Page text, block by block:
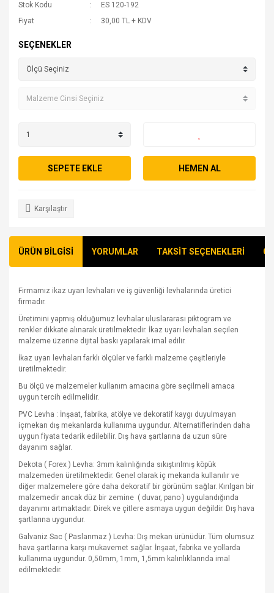
Stok Kodu
ES 120-192
Fiyat
30,00 TL + KDV
SEÇENEKLER
SEPETE EKLE HEMEN AL
Karşılaştır
ÜRÜN BİLGİSİ YORUMLAR TAKSİT SEÇENEKLERİ
Firmamız ikaz uyarı levhaları ve iş güvenliği levhalarında üretici
firmadır.
Üretimini yapmış olduğumuz levhalar uluslararası piktogram ve
renkler dikkate alınarak üretilmektedir. İkaz uyarı levhaları seçilen
malzeme üzerine dijital baskı yapılarak imal edilir.
İkaz uyarı levhaları farklı ölçüler ve farklı malzeme çeşitleriyle
üretilmektedir.
Bu ölçü ve malzemeler kullanım amacına göre seçilmeli amaca
uygun tercih edilmelidir.
PVC Levha : İnşaat, fabrika, atölye ve dekoratif kaygı duyulmayan
içmekan dış mekanlarda kullanıma uygundur. Alternatiflerinden daha
uygun fiyata tedarik edilebilir. Dış hava şartlarına da uzun süre
dayanım sağlar.
Dekota ( Forex ) Levha: 3mm kalınlığında sıkıştırılmış köpük
malzemeden üretilmektedir. Genel olarak iç mekanda kullanılır ve
diğer malzemelere göre daha dekoratif bir görünüm sağlar. Kırılgan bir
malzemedir ancak düz bir zemine ( duvar, pano ) uygulandığında
dayanımı artmaktadır. Direk ve çitlere asmaya uygun değildir. Dış hava
şartlarına uygundur.
Galvaniz Sac ( Paslanmaz ) Levha: Dış mekan ürünüdür. Tüm olumsuz
hava şartlarına karşı mukavemet sağlar. İnşaat, fabrika ve yollarda
kullanıma uygundur. 0,50mm, 1mm, 1,5mm kalınlıklarında imal
edilmektedir.